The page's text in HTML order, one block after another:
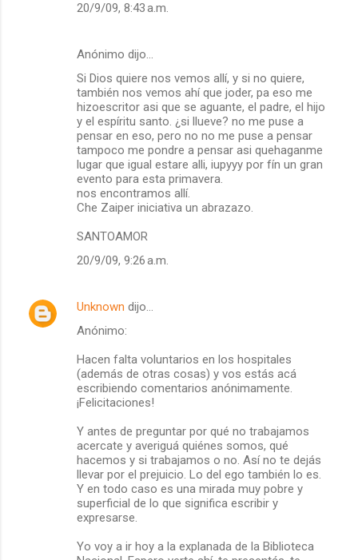
20/9/09, 8:43 a.m.
Anónimo dijo…
Si Dios quiere nos vemos allí, y si no quiere,
también nos vemos ahí que joder, pa eso me
hizoescritor asi que se aguante, el padre, el hijo
y el espíritu santo. ¿si llueve? no me puse a
pensar en eso, pero no no me puse a pensar
tampoco me pondre a pensar asi quehaganme
lugar que igual estare alli, iupyyy por fín un gran
evento para esta primavera.
nos encontramos allí.
Che Zaiper iniciativa un abrazazo.
SANTOAMOR
20/9/09, 9:26 a.m.
Unknown dijo…
Anónimo:
Hacen falta voluntarios en los hospitales
(además de otras cosas) y vos estás acá
escribiendo comentarios anónimamente.
¡Felicitaciones!
Y antes de preguntar por qué no trabajamos
acercate y averiguá quiénes somos, qué
hacemos y si trabajamos o no. Así no te dejás
llevar por el prejuicio. Lo del ego también lo es.
Y en todo caso es una mirada muy pobre y
superficial de lo que significa escribir y
expresarse.
Yo voy a ir hoy a la explanada de la Biblioteca